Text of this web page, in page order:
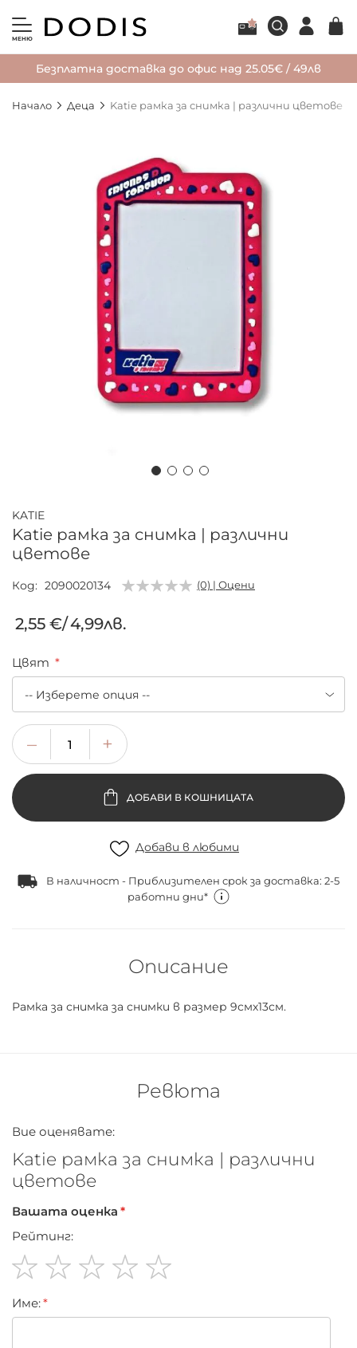
МЕНЮ
Безплатна доставка до офис над 25.05€ / 49лв
Начало Деца Katie рамка за снимка | различни цветове
изображенията
към
началото
на
галерия
със
Katie рамка за снимка | различни
цветове
KATIE
Код 2090020134 (0) | Оцени
2,55 €/4,99лв.
Цвят
ДОБАВИ В КОШНИЦАТА
Добави в любими
В наличност - Приблизителен срок за доставка: 2-5
работни дни*
Описание
Рамка за снимка за снимки в размер 9смх13см.
Ревюта
Вие оценявате:
Katie рамка за снимка | различни
цветове
Вашата оценка
Рейтинг:
star
stars
stars
stars
stars
Име: